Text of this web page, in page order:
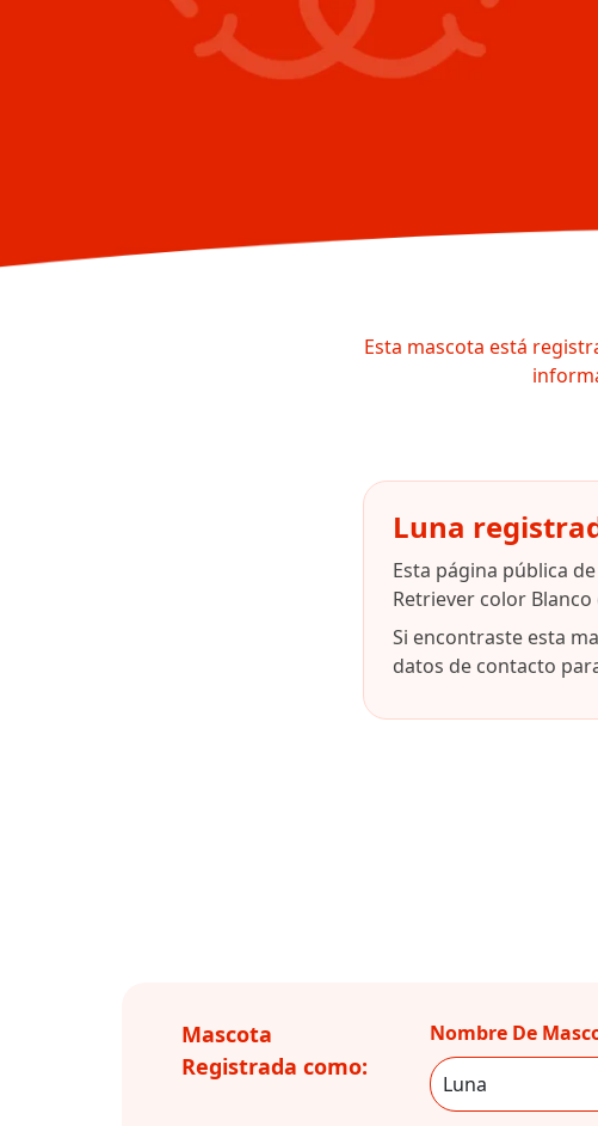
Esta mascota está
Luna
Esta página pública
Retriever color
Si encontraste esta
datos de contacto
Mascota
Registrada como:
Nombre De